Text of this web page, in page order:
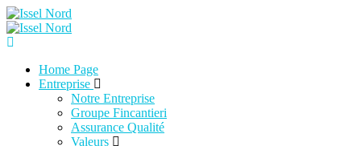
Aller
au
contenu
Home Page
Entreprise
Notre Entreprise
Groupe Fincantieri
Assurance Qualité
Valeurs